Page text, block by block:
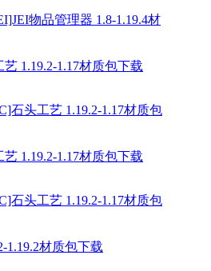
1.19.2-1.17材质包下载
1.19.2-1.17材质包下载
1.19.2材质包下载